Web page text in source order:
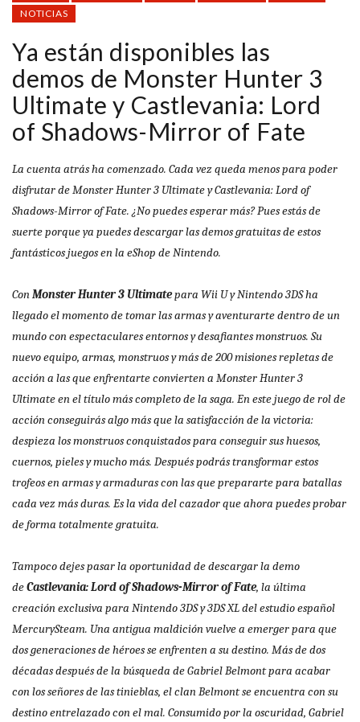
NOTICIAS
Ya están disponibles las
demos de Monster Hunter 3
Ultimate y Castlevania: Lord
of Shadows-Mirror of Fate
La cuenta atrás ha comenzado. Cada vez queda menos para poder
disfrutar de Monster Hunter 3 Ultimate y Castlevania: Lord of
Shadows-Mirror of Fate. ¿No puedes esperar más? Pues estás de
suerte porque ya puedes descargar las demosgratuitas de estos
fantásticos juegos en la eShop de Nintendo.
ConMonster Hunter 3 Ultimatepara Wii U y Nintendo 3DS ha
llegado el momento de tomar las armas y aventurarte dentro de un
mundo con espectaculares entornos y desafiantes monstruos. Su
nuevo equipo, armas, monstruos y más de 200 misiones repletas de
acción a las que enfrentarte convierten a Monster Hunter 3
Ultimate en el título más completo de la saga. En este juego de rol de
acción conseguirás algo más que la satisfacción de la victoria:
despieza los monstruos conquistados para conseguir sus huesos,
cuernos, pieles y mucho más. Después podrás transformar estos
trofeos en armas y armaduras con las que prepararte para batallas
cada vez más duras. Es la vida del cazador que ahora puedes probar
de forma totalmente gratuita.
Tampoco dejes pasar la oportunidad de descargar la demo
deCastlevania: Lord of Shadows-Mirror of Fate, la última
creación exclusiva para Nintendo 3DS y 3DS XL del estudio español
MercurySteam. Una antigua maldición vuelve a emerger para que
dos generaciones de héroes se enfrenten a su destino. Más de dos
décadas después de la búsqueda de Gabriel Belmont para acabar
con los señores de las tinieblas, el clan Belmont se encuentra con su
destino entrelazado con el mal. Consumido por la oscuridad, Gabriel